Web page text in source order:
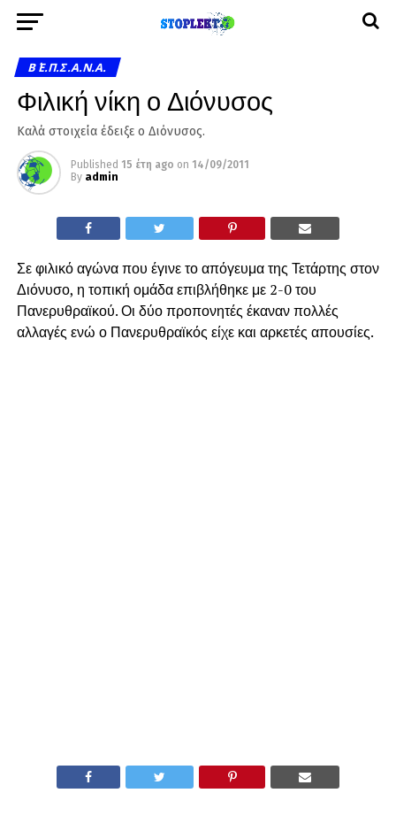
Β΄ Ε.Π.Σ.Α.Ν.Α.
Φιλική νίκη ο Διόνυσος
Καλά στοιχεία έδειξε ο Διόνυσος.
Published 15 έτη ago on 14/09/2011
By admin
Σε φιλικό αγώνα που έγινε το απόγευμα της Τετάρτης στον
Διόνυσο, η τοπική ομάδα επιβλήθηκε με 2-0 του
Πανερυθραϊκού. Οι δύο προπονητές έκαναν πολλές
αλλαγές ενώ ο Πανερυθραϊκός είχε και αρκετές απουσίες.